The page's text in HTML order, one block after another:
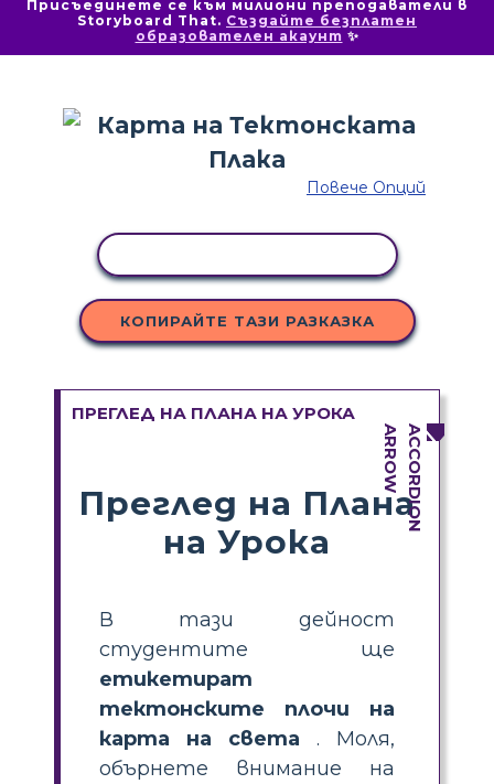
Присъединете се към милиони преподаватели в
Storyboard That. Създайте безплатен
образователен акаунт ✨
Повече Опций
КОПИРАЙТЕ ТАЗИ РАЗКАЗКА
ПРЕГЛЕД НА ПЛАНА НА УРОКА
Преглед на Плана
на Урока
В тази дейност
студентите ще
етикетират
тектонските плочи на
карта на света . Моля,
обърнете внимание на